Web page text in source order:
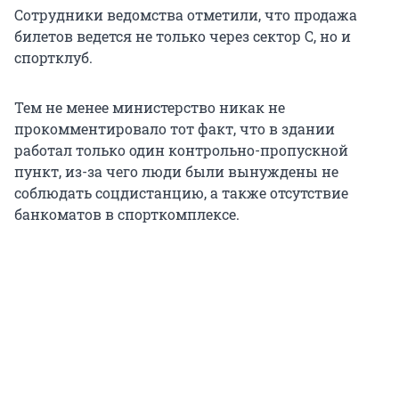
Сотрудники ведомства отметили, что продажа
билетов ведется не только через сектор С, но и
спортклуб.
Тем не менее министерство никак не
прокомментировало тот факт, что в здании
работал только один контрольно-пропускной
пункт, из-за чего люди были вынуждены не
соблюдать соцдистанцию, а также отсутствие
банкоматов в спорткомплексе.